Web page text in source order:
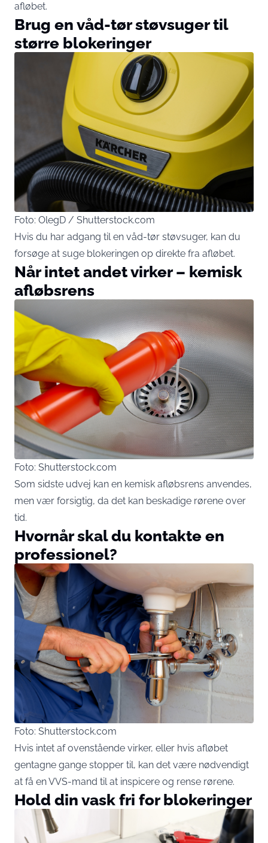
afløbet.
Brug en våd-tør støvsuger til
større blokeringer
Foto: OlegD / Shutterstock.com
Hvis du har adgang til en våd-tør støvsuger, kan du
forsøge at suge blokeringen op direkte fra afløbet.
Når intet andet virker – kemisk
afløbsrens
Foto: Shutterstock.com
Som sidste udvej kan en kemisk afløbsrens anvendes,
men vær forsigtig, da det kan beskadige rørene over
tid.
Hvornår skal du kontakte en
professionel?
Foto: Shutterstock.com
Hvis intet af ovenstående virker, eller hvis afløbet
gentagne gange stopper til, kan det være nødvendigt
at få en VVS-mand til at inspicere og rense rørene.
Hold din vask fri for blokeringer